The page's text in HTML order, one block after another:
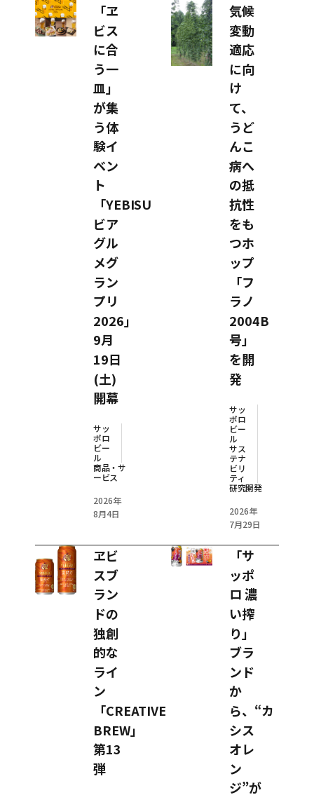
「ヱ
ビス
に合
う一
皿」
が集
う体
験イ
ベン
ト
「YEBISU
ビア
グル
メグ
ラン
プリ
2026」
9月
19日
(土)
開幕
サッ
ポロ
ビー
ル
商品・サ
ービス
2026年
8月4日
気候
変動
適応
に向
け
て、
うど
んこ
病へ
の抵
抗性
をも
つホ
ップ
「フ
ラノ
2004B
号」
を開
発
サッ
ポロ
ビー
ル
サス
テナ
ビリ
ティ
研究開発
2026年
7月29日
ヱビ
スブ
ラン
ドの
独創
的な
ライ
ン
「CREATIVE
BREW」
第13
弾
「サ
ッポ
ロ 濃
い搾
り」
ブラ
ンド
か
ら、“カ
シス
オレ
ン
ジ”が